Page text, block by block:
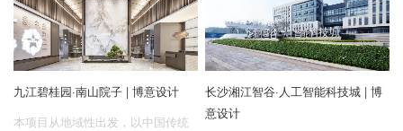
视 频
头条资讯
业 界
机 构
九江碧桂园·南山院子 | 博意设计
本项目从地域性出发，以中国传统
长沙湘江智谷·人工智能科技城 | 博
意设计